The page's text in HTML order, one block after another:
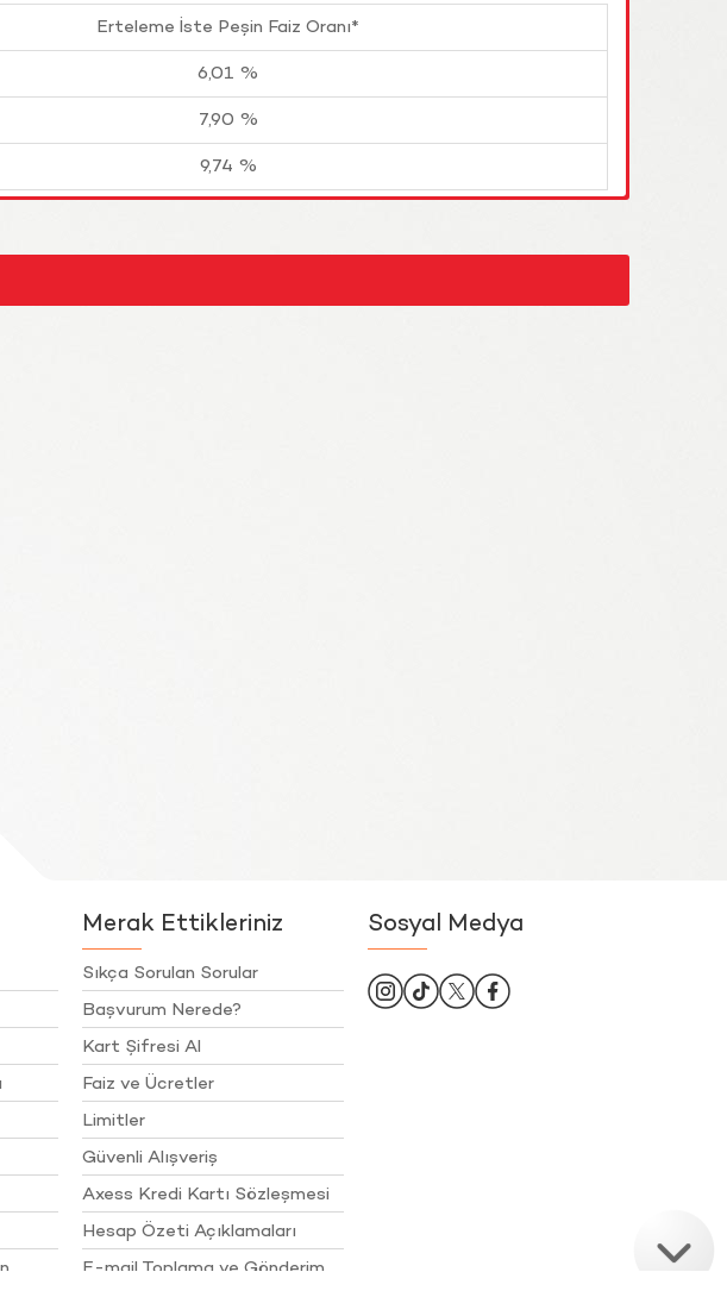
Erteleme İste Peşin Faiz Oranı*
6,01 %
7,90 %
9,74 %
Merak Ettikleriniz
Sıkça Sorulan Sorular
Başvurum Nerede?
Kart Şifresi Al
Faiz ve Ücretler
Limitler
Güvenli Alışveriş
Axess Kredi Kartı Sözleşmesi
Hesap Özeti Açıklamaları
E-mail Toplama ve Gönderim
Sosyal Medya